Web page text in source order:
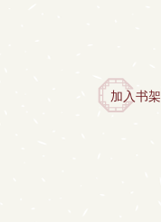
加入书架